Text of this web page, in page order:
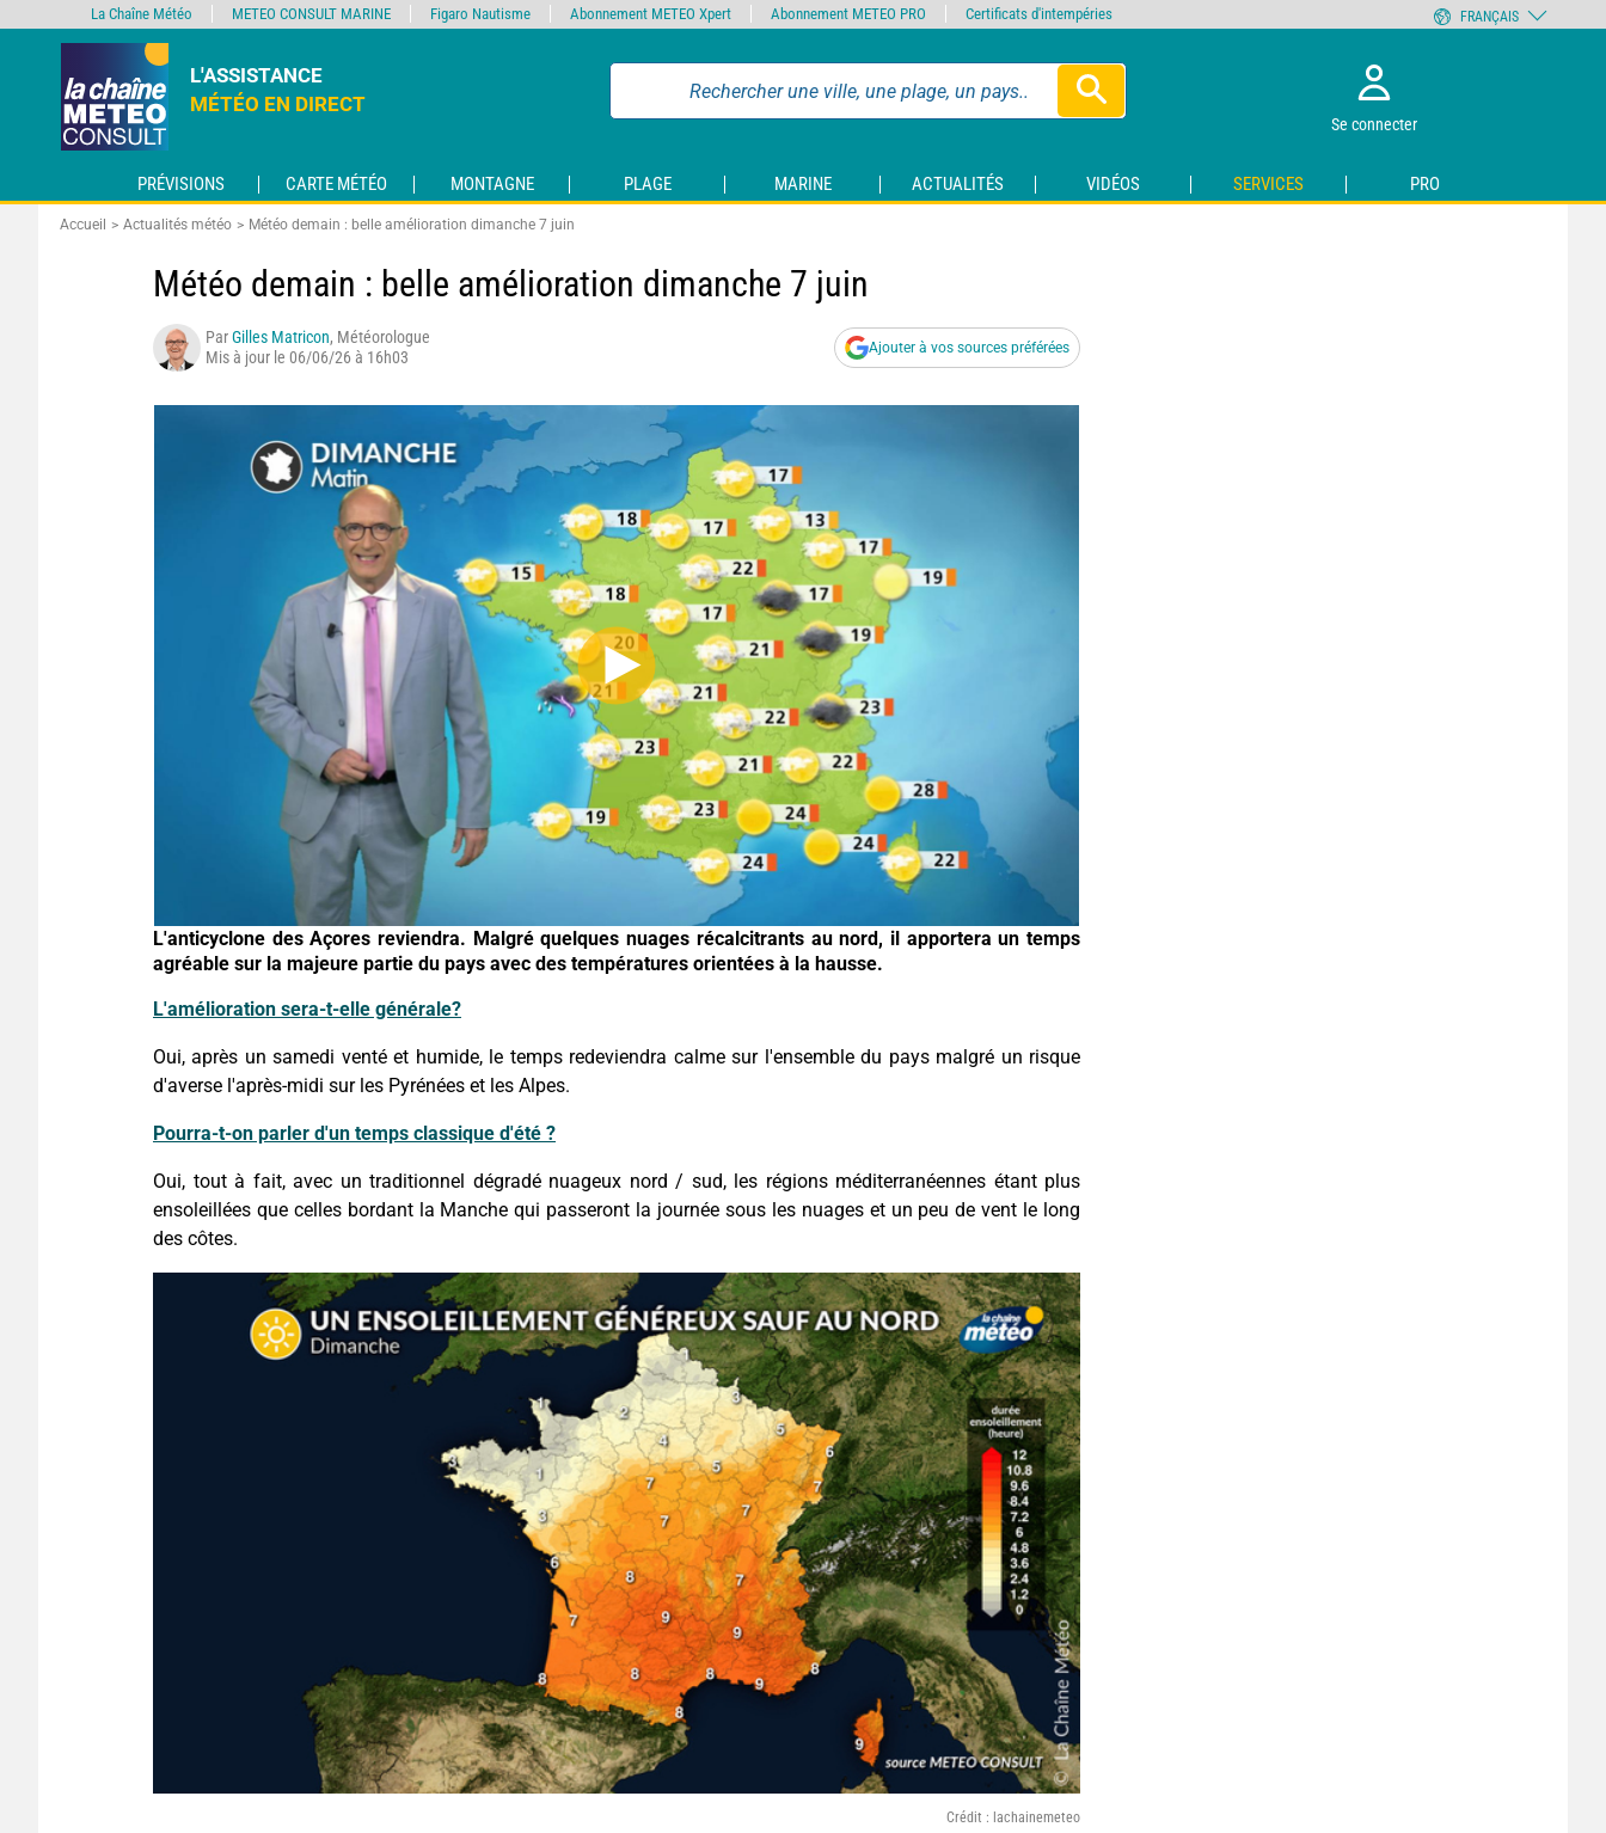
L'ASSISTANCE
MÉTÉO EN DIRECT
Se connecter
PRÉVISIONS CARTE MÉTÉO MONTAGNE PLAGE MARINE ACTUALITÉS VIDÉOS SERVICES PRO
Accueil Actualités météo Météo demain : belle amélioration dimanche 7 juin
Météo demain : belle amélioration dimanche 7 juin
ParGilles Matricon, Météorologue
Mis à jour le 06/06/26 à 16h03
Ajouter à vos sources préférées
L'anticyclone des Açores reviendra. Malgré quelques nuages récalcitrants au nord, il apportera un temps
agréable sur la majeure partie du pays avec des températures orientées à la hausse.
L'amélioration sera-t-elle générale?
Oui, après un samedi venté et humide, le temps redeviendra calme sur l'ensemble du pays malgré un risque
d'averse l'après-midi sur les Pyrénées et les Alpes.
Pourra-t-on parler d'un temps classique d'été ?
Oui, tout à fait, avec un traditionnel dégradé nuageux nord / sud, les régions méditerranéennes étant plus
ensoleillées que celles bordant la Manche qui passeront la journée sous les nuages et un peu de vent le long
des côtes.
Crédit : lachainemeteo
La Chaîne Météo METEO CONSULT MARINE Figaro Nautisme Abonnement METEO Xpert Abonnement METEO PRO Certificats d'intempéries FRANÇAIS